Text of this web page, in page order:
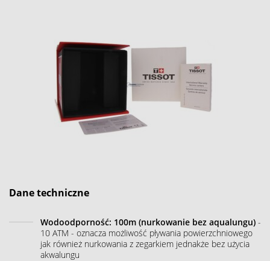
Dane techniczne
Wodoodporność: 100m (nurkowanie bez aqualungu) -
10 ATM - oznacza możliwość pływania powierzchniowego
jak również nurkowania z zegarkiem jednakże bez użycia
akwalungu